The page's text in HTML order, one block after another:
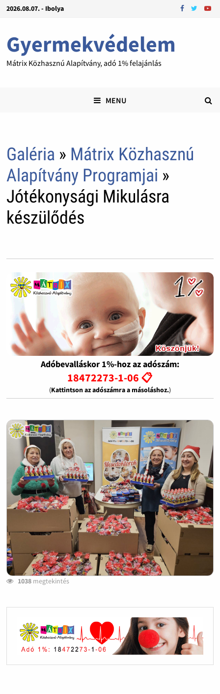
2026.08.07. - Ibolya
Gyermekvédelem
Mátrix Közhasznú Alapítvány, adó 1% felajánlás
MENU
Galéria » Mátrix Közhasznú
Alapítvány Programjai »
Jótékonysági Mikulásra
készülődés
Adóbevalláskor 1%-hoz az adószám:
18472273-1-06 📋
(Kattintson az adószámra a másoláshoz.)
1038megtekintés